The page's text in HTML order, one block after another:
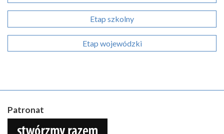
Etap szkolny
Etap wojewódzki
Patronat